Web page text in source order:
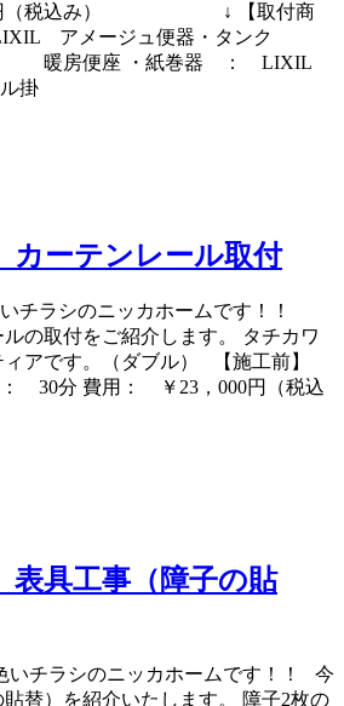
円（税込み） ↓ 【取付商
アメージュ便器・タンク
紙巻器 ： LIXIL
掛
ーテンレール取付
いチラシのニッカホームです！！
の取付をご紹介します。 タチカワ
ィアです。（ダブル） 【施工前】
30分 費用： ￥23，000円（税込
具工事（障子の貼
チラシのニッカホームです！！ 今
替）を紹介いたします。 障子2枚の